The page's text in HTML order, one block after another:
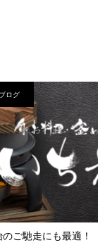
ログ
ご馳走にも最適！